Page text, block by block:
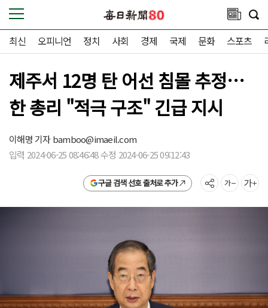
최신 오피니언 정치 사회 경제 국제 문화 스포츠
제주서 12명 탄 어선 침몰 추정…
한 총리 "적극 구조" 긴급 지시
이해명 기자bamboo@imaeil.com
입력 2024-06-25 08:46:48 수정 2024-06-25 09:12:43
구글 검색 선호 출처로 추가